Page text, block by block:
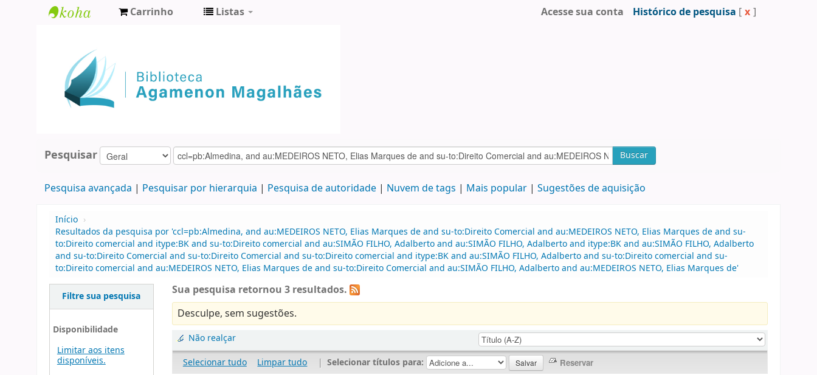
Agamenon
Magalhães
Carrinho Listas Acesse sua conta Histórico de pesquisa [ x ]
Pesquisar Buscar
Pesquisa avançada Pesquisar por hierarquia Pesquisa de autoridade Nuvem de tags Mais popular Sugestões de aquisição
Início ›
Resultados da pesquisa por 'ccl=pb:Almedina, and au:MEDEIROS NETO, Elias Marques de and su-to:Direito Comercial and au:MEDEIROS NETO, Elias Marques de and su-
to:Direito comercial and itype:BK and su-to:Direito comercial and au:SIMÃO FILHO, Adalberto and au:SIMÃO FILHO, Adalberto and itype:BK and au:SIMÃO FILHO, Adalberto
and su-to:Direito Comercial and su-to:Direito Comercial and su-to:Direito comercial and itype:BK and au:SIMÃO FILHO, Adalberto and su-to:Direito comercial and su-
to:Direito comercial and au:MEDEIROS NETO, Elias Marques de and su-to:Direito Comercial and au:SIMÃO FILHO, Adalberto and au:MEDEIROS NETO, Elias Marques de'
Filtre sua pesquisa
Disponibilidade
Limitar aos itens
disponíveis.
Sua pesquisa retornou 3 resultados.
Desculpe, sem sugestões.
Não realçar
Selecionar tudo
Limpar tudo | Selecionar títulos para: